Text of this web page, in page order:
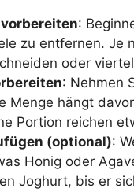
:
zu entfernen. Je
oder
: Nehmen
Menge hängt
Portion reichen
(optional):
Honig oder
Joghurt, bis er